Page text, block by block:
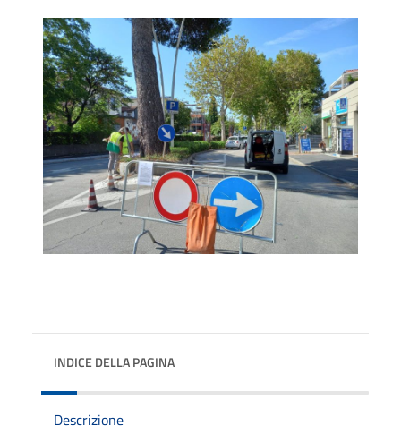
INDICE DELLA PAGINA
Descrizione